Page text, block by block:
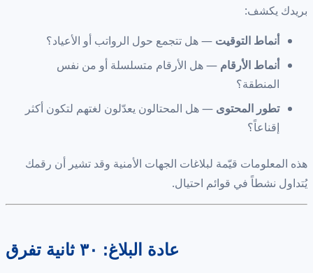
بريدك يكشف:
أنماط التوقيت — هل تتجمع حول الرواتب أو الأعياد؟
أنماط الأرقام — هل الأرقام متسلسلة أو من نفس
المنطقة؟
تطور المحتوى — هل المحتالون يعدّلون لغتهم لتكون أكثر
إقناعاً؟
هذه المعلومات قيّمة لبلاغات الجهات الأمنية وقد تشير أن رقمك
يُتداول نشطاً في قوائم احتيال.
عادة البلاغ: ٣٠ ثانية تفرق